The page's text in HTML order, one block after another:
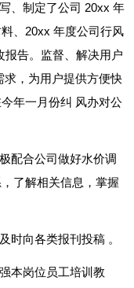
、制定了公司 20xx 年
、20xx 年度公司行风
报告。监督、解决用户
，为用户提供方便快
年一月份纠 风办对公
配合公司做好水价调
了解相关信息，掌握
时向各类报刊投稿 。
本岗位员工培训教